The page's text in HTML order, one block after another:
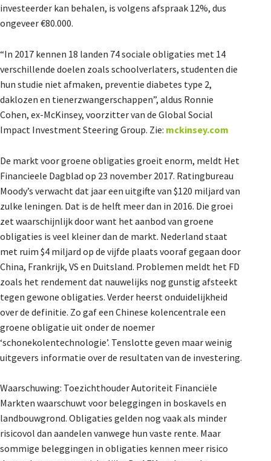
investeerder kan behalen, is volgens afspraak 12%, dus
ongeveer €80.000.
“In 2017 kennen 18 landen 74 sociale obligaties met 14
verschillende doelen zoals schoolverlaters, studenten die
hun studie niet afmaken, preventie diabetes type 2,
daklozen en tienerzwangerschappen”, aldus Ronnie
Cohen, ex-McKinsey, voorzitter van de Global Social
Impact Investment Steering Group. Zie: mckinsey.com
De markt voor groene obligaties groeit enorm, meldt Het
Financieele Dagblad op 23 november 2017. Ratingbureau
Moody’s verwacht dat jaar een uitgifte van $120 miljard van
zulke leningen. Dat is de helft meer dan in 2016. Die groei
zet waarschijnlijk door want het aanbod van groene
obligaties is veel kleiner dan de markt. Nederland staat
met ruim $4 miljard op de vijfde plaats vooraf gegaan door
China, Frankrijk, VS en Duitsland. Problemen meldt het FD
zoals het rendement dat nauwelijks nog gunstig afsteekt
tegen gewone obligaties. Verder heerst onduidelijkheid
over de definitie. Zo gaf een Chinese kolencentrale een
groene obligatie uit onder de noemer
‘schonekolentechnologie’. Tenslotte geven maar weinig
uitgevers informatie over de resultaten van de investering.
Waarschuwing: Toezichthouder Autoriteit Financiële
Markten waarschuwt voor beleggingen in boskavels en
landbouwgrond. Obligaties gelden nog vaak als minder
risicovol dan aandelen vanwege hun vaste rente. Maar
sommige beleggingen in obligaties kennen meer risico